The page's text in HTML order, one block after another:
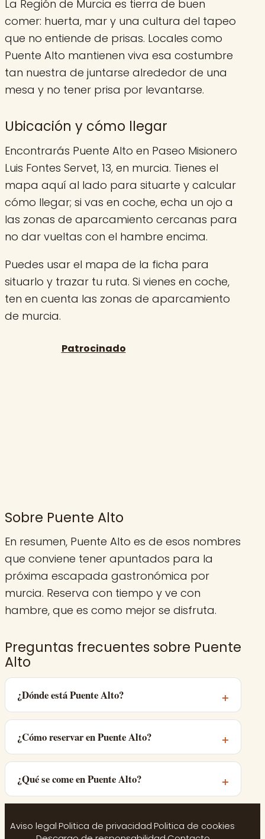
La Región de Murcia es tierra de buen
comer: huerta, mar y una cultura del tapeo
que no entiende de prisas. Locales como
Puente Alto mantienen viva esa costumbre
tan nuestra de juntarse alrededor de una
mesa y no tener prisa por levantarse.
Ubicación y cómo llegar
Encontrarás Puente Alto en Paseo Misionero
Luis Fontes Servet, 13, en murcia. Tienes el
mapa aquí al lado para situarte y calcular
cómo llegar; si vas en coche, echa un ojo a
las zonas de aparcamiento cercanas para
no dar vueltas con el hambre encima.
Puedes usar el mapa de la ficha para
situarlo y trazar tu ruta. Si vienes en coche,
ten en cuenta las zonas de aparcamiento
de murcia.
Sobre Puente Alto
En resumen, Puente Alto es de esos nombres
que conviene tener apuntados para la
próxima escapada gastronómica por
murcia. Reserva con tiempo y ve con
hambre, que es como mejor se disfruta.
Preguntas frecuentes sobre Puente
Alto
¿Dónde está Puente Alto?
¿Cómo reservar en Puente Alto?
¿Qué se come en Puente Alto?
Aviso legal·Politica de privacidad·Politica de cookies·